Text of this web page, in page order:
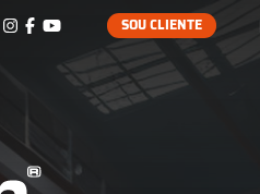
SOU CLIENTE